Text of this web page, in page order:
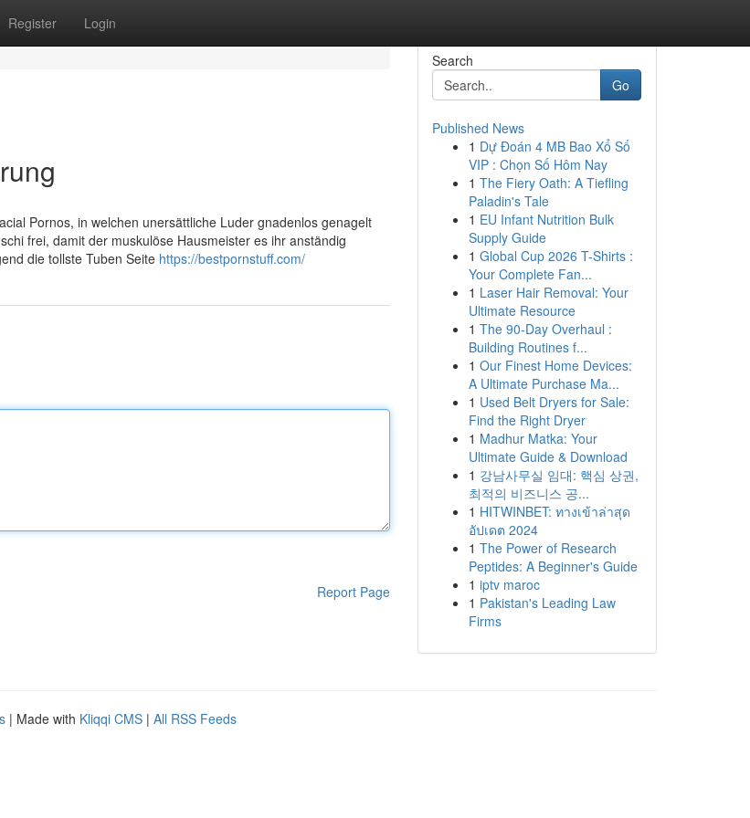
Register Login
Pornos, in welchen unersättliche Luder gnadenlos genagelt
frei, damit der muskulöse Hausmeister es ihr anständig
die tollste Tuben Seite https://bestpornstuff.com/
Report Page
Search
Go
Published News
1 Dự Đoán 4 MB Bao Xổ Số
VIP : Chọn Số Hôm Nay
1 The Fiery Oath: A Tiefling
Paladin's Tale
1 EU Infant Nutrition Bulk
Supply Guide
1 Global Cup 2026 T-Shirts :
Your Complete Fan...
1 Laser Hair Removal: Your
Ultimate Resource
1 The 90-Day Overhaul :
Building Routines f...
1 Our Finest Home Devices:
A Ultimate Purchase Ma...
1 Used Belt Dryers for Sale:
Find the Right Dryer
1 Madhur Matka: Your
Ultimate Guide & Download
1 강남사무실 임대: 핵심 상권,
최적의 비즈니스 공...
1 HITWINBET: ทางเข้าล่าสุด
อัปเดต 2024
1 The Power of Research
Peptides: A Beginner's Guide
1 iptv maroc
1 Pakistan's Leading Law
Firms
| Made with Kliqqi CMS | All RSS Feeds